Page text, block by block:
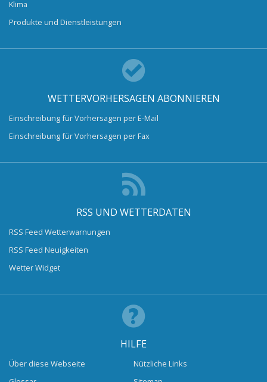
Klima
Produkte und Dienstleistungen
WETTERVORHERSAGEN ABONNIEREN
Einschreibung für Vorhersagen per E-Mail
Einschreibung für Vorhersagen per Fax
RSS UND WETTERDATEN
RSS Feed Wetterwarnungen
RSS Feed Neuigkeiten
Wetter Widget
HILFE
Über diese Webseite
Nützliche Links